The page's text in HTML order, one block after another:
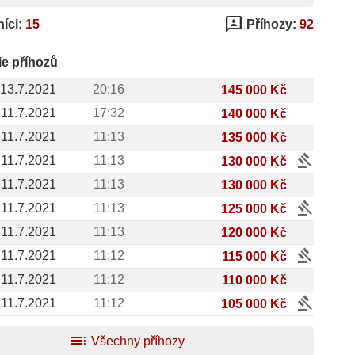
15 3p Příhozy: 92
příhozů
13.7.2021
20:16
145 000 Kč
11.7.2021
17:32
140 000 Kč
11.7.2021
11:13
135 000 Kč
11.7.2021
11:13 130 000 Kč gavel
11.7.2021 11:13
130 000 Kč
11.7.2021
11:13 125 000 Kč gavel
11.7.2021 11:13
120 000 Kč
11.7.2021
11:12 115 000 Kč gavel
11.7.2021 11:12
110 000 Kč
11.7.2021
11:12 105 000 Kč
gavel
toc Všechny příhozy